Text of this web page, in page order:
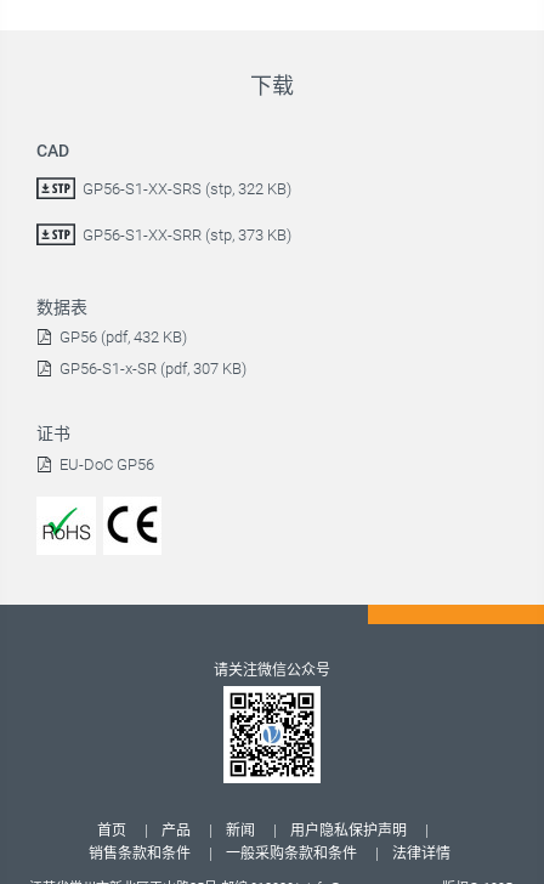
下载
CAD
GP56-S1-XX-SRS (stp, 322 KB)
GP56-S1-XX-SRR (stp, 373 KB)
数据表
GP56 (pdf, 432 KB)
GP56-S1-x-SR (pdf, 307 KB)
证书
EU-DoC GP56
请关注微信公众号
首页 产品 新闻
用户隐私保护声明
销售条款和条件
一般采购条款和条件 法律详情